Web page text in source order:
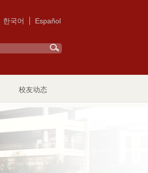
한국어 Español
校友动态